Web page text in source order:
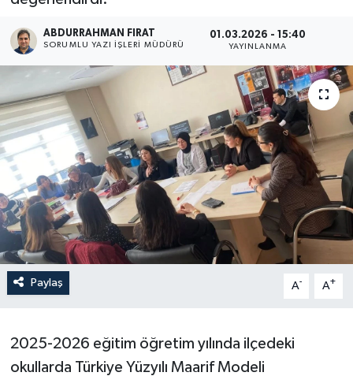
ABDURRAHMAN FIRAT
SORUMLU YAZI İŞLERI MÜDÜRÜ
01.03.2026 - 15:40
YAYINLANMA
Paylaş A- A+
2025-2026 eğitim öğretim yılında ilçedeki
okullarda Türkiye Yüzyılı Maarif Modeli